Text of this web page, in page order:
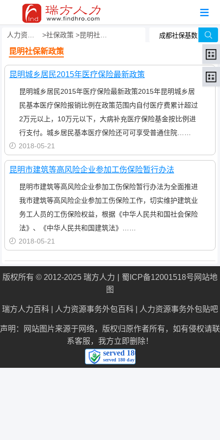
社保政策 昆明社保新政策
昆明社保新政策
昆明城乡居民2015年医疗保险最新政策
昆明城乡居民2015年医疗保险最新政策2015年昆明城乡居
民基本医疗保险报销比例在政策范围内自付医疗费累计超过
2万元以上，10万元以下，大病补充医疗保险基金按比例进
行支付。城乡居民基本医疗保险还可可享受普通住院……
2018-05-21
昆明市建筑等高风险企业参加工伤保险暂行办法
昆明市建筑等高风险企业参加工伤保险暂行办法为全面推进
我市建筑等高风险企业参加工伤保险工作，切实维护建筑业
务工人员的工伤保险权益，根据《中华人民共和国社会保险
法》、《中华人民共和国建筑法》……
2018-05-21
版权所有 © 2012-2025 瑞方人力 蜀ICP备12001518号 网站地
图
瑞方人力百科 人力资源事务外包百科 人力资源事务外包贴吧
声明：网站图片来源于网络，版权归原作者所有，如有侵权请联
系客服，我方立即删除！